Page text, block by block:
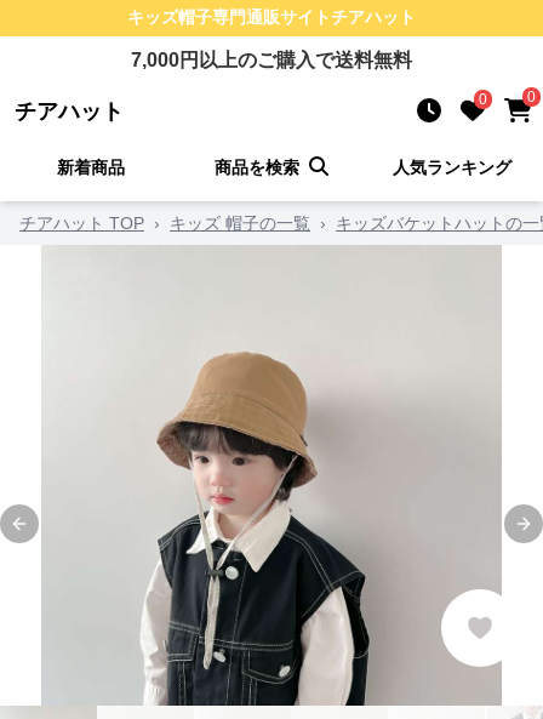
キッズ帽子専門通販サイトチアハット
7,000円以上のご購入で送料無料
チアハット 0 0
新着商品 商品を検索 人気ランキング
チアハット TOP › キッズ 帽子の一覧 › キッズバケットハットの一
Previous slide